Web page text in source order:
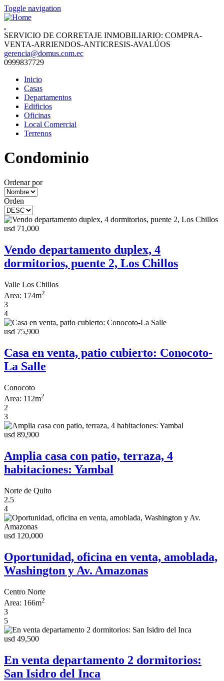
Toggle navigation
.
SERVICIO DE CORRETAJE INMOBILIARIO: COMPRA-
VENTA-ARRIENDOS-ANTICRESIS-AVALÚOS
gerencia@domus.com.ec
0999837729
Inicio
Casas
Departamentos
Edificios
Oficinas
Local Comercial
Terrenos
Condominio
Ordenar por
Orden
usd 71,000
Vendo departamento duplex, 4
dormitorios, puente 2, Los Chillos
Valle Los Chillos
Area: 174m2
3
4
usd 75,900
Casa en venta, patio cubierto: Conocoto-
La Salle
Conocoto
Area: 112m2
2
3
usd 89,900
Amplia casa con patio, terraza, 4
habitaciones: Yambal
Norte de Quito
2.5
4
usd 120,000
Oportunidad, oficina en venta, amoblada,
Washington y Av. Amazonas
Centro Norte
Area: 166m2
3
5
usd 49,500
En venta departamento 2 dormitorios:
San Isidro del Inca